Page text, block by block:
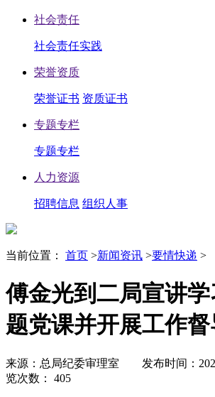
社会责任
社会责任实践
荣誉资质
荣誉证书 资质证书
专题专栏
专题专栏
人力资源
招聘信息 组织人事
当前位置： 首页 >新闻资讯 >要情快递 >
傅金光到二局宣讲
题党课并开展工作
来源：总局纪委审理室 发布时间：
览次数：
405